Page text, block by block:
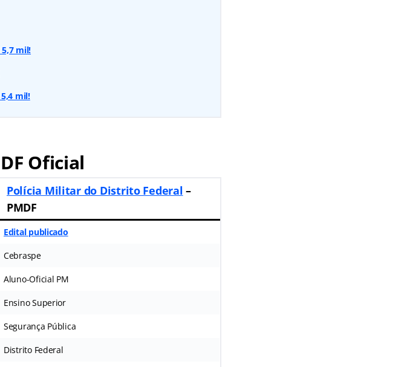
5,7 mil!
mil!
Oficial
Polícia Militar do Distrito Federal –
PMDF
Edital publicado
Cebraspe
Aluno-Oficial PM
Ensino Superior
Segurança Pública
Distrito Federal